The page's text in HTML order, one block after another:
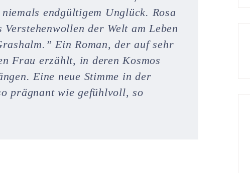
endgültigem Unglück. Rosa
der Welt am Leben
Ein Roman, der auf sehr
Frau erzählt, in deren Kosmos
Eine neue Stimme in der
prägnant wie gefühlvoll, so